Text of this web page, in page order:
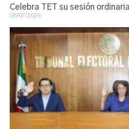
Celebra TET su sesión
06/07/2026